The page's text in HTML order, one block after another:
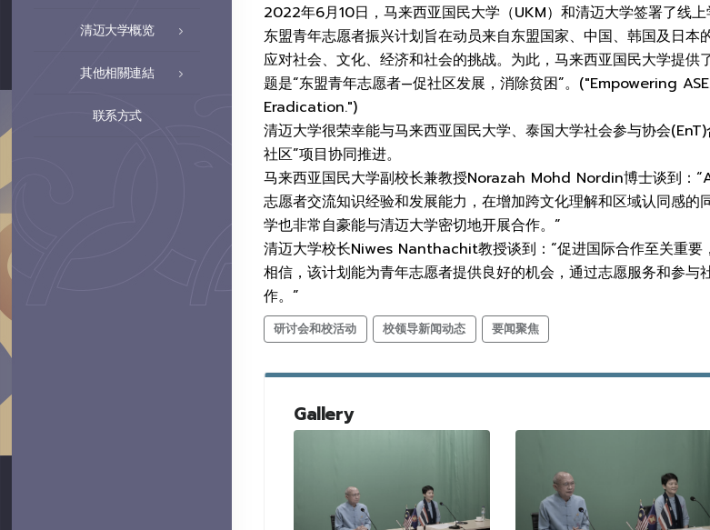
清迈大学概览
其他相關連結
联系方式
2022年6月10日，马来西亚国民大学（UKM）和清迈大学签署了线
东盟青年志愿者振兴计划旨在动员来自东盟国家、中国、韩国及日
应对社会、文化、经济和社会的挑战。为此，马来西亚国民大学提
题是“东盟青年志愿者—促社区发展，消除贫困”。("Empowering
Eradication.")
清迈大学很荣幸能与马来西亚国民大学、泰国大学社会参与协会
社区”项目协同推进。
马来西亚国民大学副校长兼教授Norazah Mohd Nordin博士谈到：
志愿者交流知识经验和发展能力，在增加跨文化理解和区域认同感
学也非常自豪能与清迈大学密切地开展合作。”
清迈大学校长Niwes Nanthachit教授谈到：“促进国际合作至关重要
相信，该计划能为青年志愿者提供良好的机会，通过志愿服务和参
作。”
研讨会和校活动 校领导新闻动态 要闻聚焦
Gallery